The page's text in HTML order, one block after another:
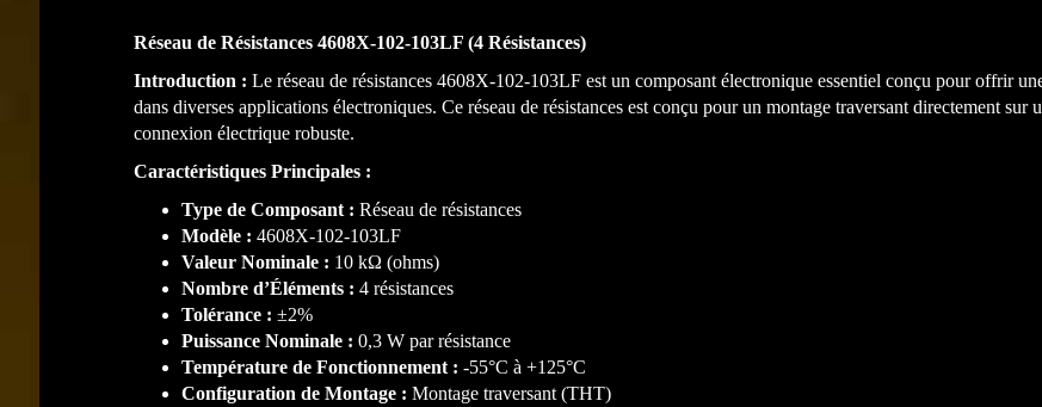
Réseau de Résistances 4608X-102-103LF (4 Résistances)
Introduction : Le réseau de résistances 4608X-102-103LF est un composant électronique essentiel conçu pour offrir
dans diverses applications électroniques. Ce réseau de résistances est conçu pour un montage traversant directement
connexion électrique robuste.
Caractéristiques Principales :
Type de Composant : Réseau de résistances
Modèle : 4608X-102-103LF
Valeur Nominale : 10 kΩ (ohms)
Nombre d’Éléments : 4 résistances
Tolérance : ±2%
Puissance Nominale : 0,3 W par résistance
Température de Fonctionnement : -55°C à +125°C
Configuration de Montage : Montage traversant (THT)